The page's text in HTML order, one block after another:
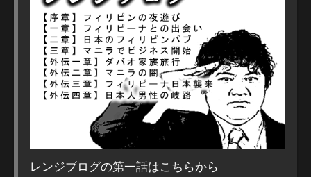
レンジブログの第一話はこちらから